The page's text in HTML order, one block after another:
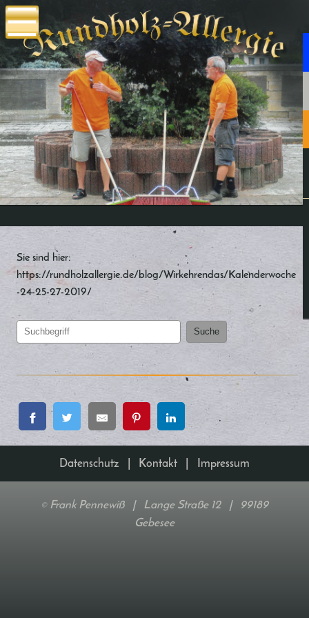
Sie sind hier:
https://rundholzallergie.de/blog/Wirkehrendas/Kalenderwoche
-24-25-27-2019/
Suche
Datenschutz Kontakt Impressum
©Frank Pennewiß | Lange Straße 12 | 99189
Gebesee